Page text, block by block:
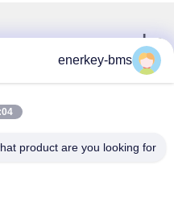
تماس سریع
پایین، جامعه شانگکون،
enerkey-bms
AM
product are you looking for?